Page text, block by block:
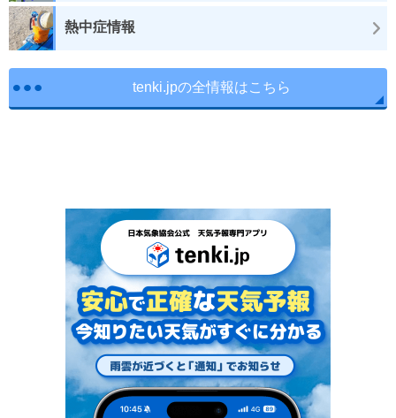
熱中症情報
tenki.jpの全情報はこちら